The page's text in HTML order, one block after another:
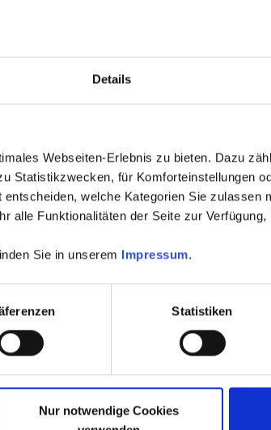
Details
Webseiten-Erlebnis zu bieten. Dazu
Statistikzwecken, für Komforteinstellungen
welche Kategorien Sie zulassen
alle Funktionalitäten der Seite zur Verfügung,
Sie in unserem Impressum.
Statistiken
Nur notwendige Cookies
eingetragene Rechte, z.B.
Rechte
bei 5% des Werts der Wohnung
der WEG gegen den Ex-
zur Zahlung verpflichtet.
der WEG dem Gericht, das die
Als Dokumente müssen
aus denen die
oder Urteile vorliegen,